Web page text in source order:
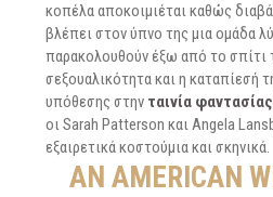
κοπέλα αποκοιμιέται καθώς
βλέπει στον ύπνο της μια ομάδα
παρακολουθούν έξω από το σπίτι
σεξουαλικότητα και η καταπίεσή
υπόθεσης στην ταινία φαντασίας
οι Sarah Patterson και Angela
εξαιρετικά κοστούμια και σκηνικά.
AN AMERICAN